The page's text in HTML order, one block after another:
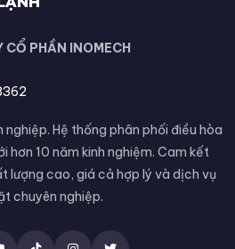
CỔ PHẦN INOMECH
Hệ thống phân phối điều hòa
hơn 10 năm kinh nghiệm. Cam kết
lượng cao, giá cả hợp lý và dịch vụ
chuyên nghiệp.